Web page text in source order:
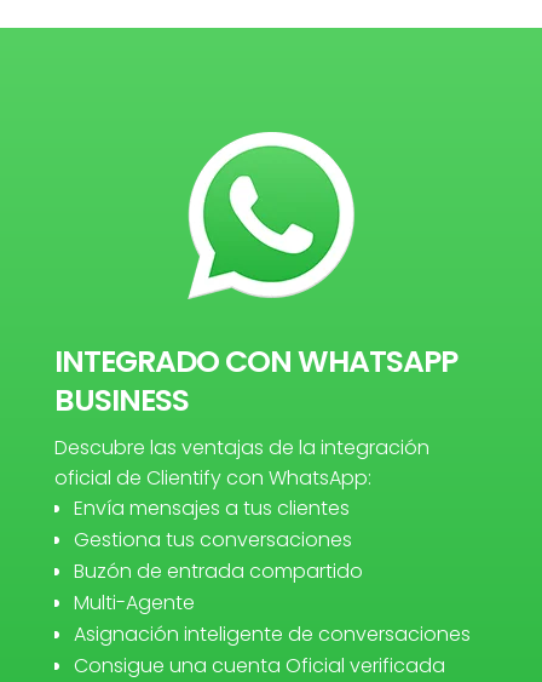
INTEGRADO CON WHATSAPP
BUSINESS
Descubre las ventajas de la integración
oficial de Clientify con WhatsApp:
Envía mensajes a tus clientes
Gestiona tus conversaciones
Buzón de entrada compartido
Multi-Agente
Asignación inteligente de conversaciones
Consigue una cuenta Oficial verificada